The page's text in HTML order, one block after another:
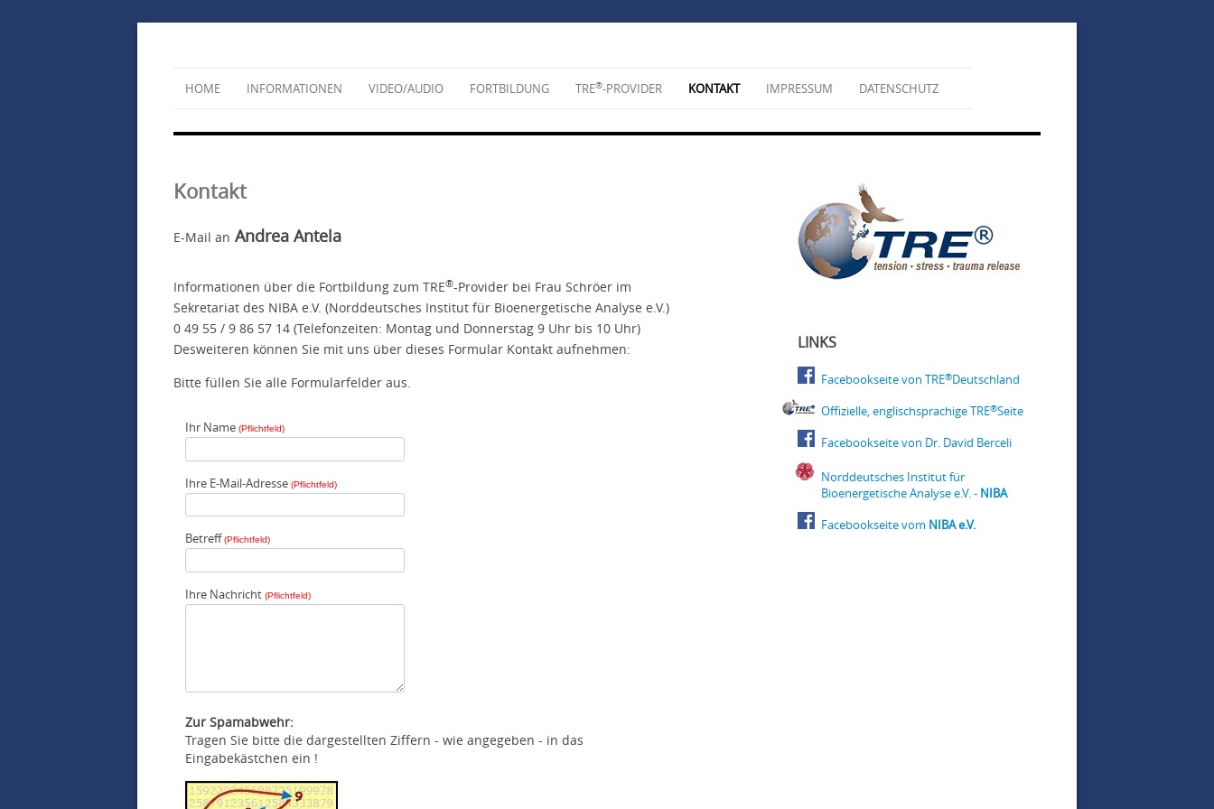
HOME INFORMATIONEN VIDEO/AUDIO FORTBILDUNG TRE®-PROVIDER KONTAKT IMPRESSUM DATENSCHUTZ
Kontakt
E-Mail an Andrea Antela
Informationen über die Fortbildung zum TRE®-Provider bei Frau Schröer im
Sekretariat des NIBA e.V. (Norddeutsches Institut für Bioenergetische Analyse e.V.)
0 49 55 / 9 86 57 14 (Telefonzeiten: Montag und Donnerstag 9 Uhr bis 10 Uhr)
Desweiteren können Sie mit uns über dieses Formular Kontakt aufnehmen:
Bitte füllen Sie alle Formularfelder aus.
Ihr Name (Pflichtfeld)
Ihre E-Mail-Adresse (Pflichtfeld)
Betreff(Pflichtfeld)
Ihre Nachricht (Pflichtfeld)
Zur Spamabwehr:
Tragen Sie bitte die dargestellten Ziffern - wie angegeben - in das
Eingabekästchen ein !
LINKS
Facebookseite von TRE®Deutschland
Offizielle, englischsprachige TRE®Seite
Facebookseite von Dr. David Berceli
Norddeutsches Institut für
Bioenergetische Analyse e.V. - NIBA
Facebookseite vom NIBA e.V.